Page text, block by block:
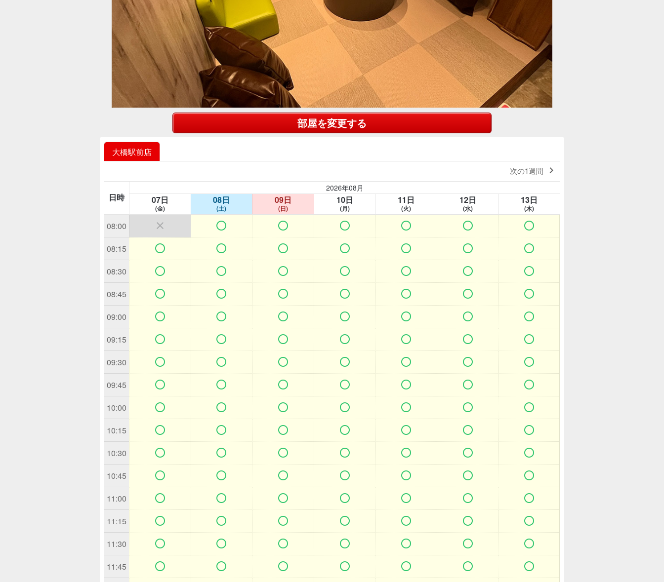
部屋を変更する
大橋駅前店
次の1週間 
日時
2026年08月
07日
(金)
08日
(土)
09日
(日)
10日
(月)
11日
(火)
12日
(水)
13日
(木)
08:00       
08:15       
08:30       
08:45       
09:00       
09:15       
09:30       
09:45       
10:00       
10:15       
10:30       
10:45       
11:00       
11:15       
11:30       
11:45       